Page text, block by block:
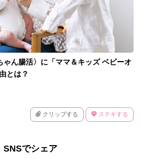
ゃん腸活〉に「ママ＆キッズ ベビーオ
とは？
クリップする ステキする
SNSでシェア